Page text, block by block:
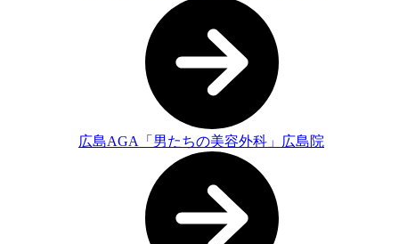
広島AGA「男たちの美容外科」広島院